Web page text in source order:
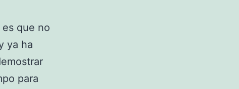
que no
ya ha
para